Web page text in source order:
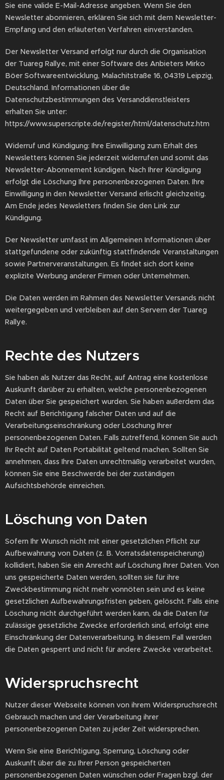
Sie eine valide E-Mail-Adresse angeben. Wenn Sie den
Newsletter abonnieren, erklären Sie sich mit dem Newsletter-
Empfang und den erläuterten Verfahren einverstanden.
Der Newsletter Versand erfolgt nur durch die Organisation
der Tuareg Rallye, mit einer Software des Anbieters Mirko
Böer Softwareentwicklung, Malachitstraße 16, 04319 Leipzig,
Deutschland. Informationen über die
Datenschutzbestimmungen des Versanddienstleisters
erhalten Sie unter:
https://www.superscripte.de/register/html/datenschutz.htm
Widerruf und Kündigung: Ihre Einwilligung zum Erhalt des
Newsletters können Sie jederzeit widerrufen und somit das
Newsletter-Abonnement kündigen. Nach Ihrer Kündigung
erfolgt die Löschung Ihre personenbezogenen Daten. Ihre
Einwilligung in den Newsletter Versand erlischt gleichzeitig.
Am Ende jedes Newsletters finden Sie den Link zur
Kündigung.
Der Newsletter umfasst im Allgemeinen Informationen über
stattgefundene oder zukünftig stattfindende Veranstaltungen
sowie Partnerveranstaltungen. Es findet sich dort keine
explizite Werbung anderer Firmen oder Unternehmen.
Die Daten werden im Rahmen des Newsletter Versands nicht
weitergegeben und verbleiben auf den Servern der Tuareg
Rallye.
Rechte des Nutzers
Sie haben als Nutzer das Recht, auf Antrag eine kostenlose
Auskunft darüber zu erhalten, welche personenbezogenen
Daten über Sie gespeichert wurden. Sie haben außerdem das
Recht auf Berichtigung falscher Daten und auf die
Verarbeitungseinschränkung oder Löschung Ihrer
personenbezogenen Daten. Falls zutreffend, können Sie auch
Ihr Recht auf Daten Portabilität geltend machen. Sollten Sie
annehmen, dass Ihre Daten unrechtmäßig verarbeitet wurden,
können Sie eine Beschwerde bei der zuständigen
Aufsichtsbehörde einreichen.
Löschung von Daten
Sofern Ihr Wunsch nicht mit einer gesetzlichen Pflicht zur
Aufbewahrung von Daten (z. B. Vorratsdatenspeicherung)
kollidiert, haben Sie ein Anrecht auf Löschung Ihrer Daten. Von
uns gespeicherte Daten werden, sollten sie für ihre
Zweckbestimmung nicht mehr vonnöten sein und es keine
gesetzlichen Aufbewahrungsfristen geben, gelöscht. Falls eine
Löschung nicht durchgeführt werden kann, da die Daten für
zulässige gesetzliche Zwecke erforderlich sind, erfolgt eine
Einschränkung der Datenverarbeitung. In diesem Fall werden
die Daten gesperrt und nicht für andere Zwecke verarbeitet.
Widerspruchsrecht
Nutzer dieser Webseite können von ihrem Widerspruchsrecht
Gebrauch machen und der Verarbeitung ihrer
personenbezogenen Daten zu jeder Zeit widersprechen.
Wenn Sie eine Berichtigung, Sperrung, Löschung oder
Auskunft über die zu Ihrer Person gespeicherten
personenbezogenen Daten wünschen oder Fragen bzgl. der